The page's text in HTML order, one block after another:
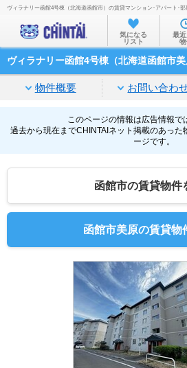
お部屋を探す
沿線・駅
家賃相場
通勤通学
物件特集
不動産会
TOP
ヴィラナリー函館4号棟（北海道函館市）の賃貸マンション･アパート･部
気になる
リスト
最
ヴィラナリー函館4号棟（北海道函館市
物件概要 お問い合わ
このページの情報は広告情報で
過去から現在までCHINTAIネット掲載のあった
ージです。
函館市の賃貸物件
函館市美原の賃貸物